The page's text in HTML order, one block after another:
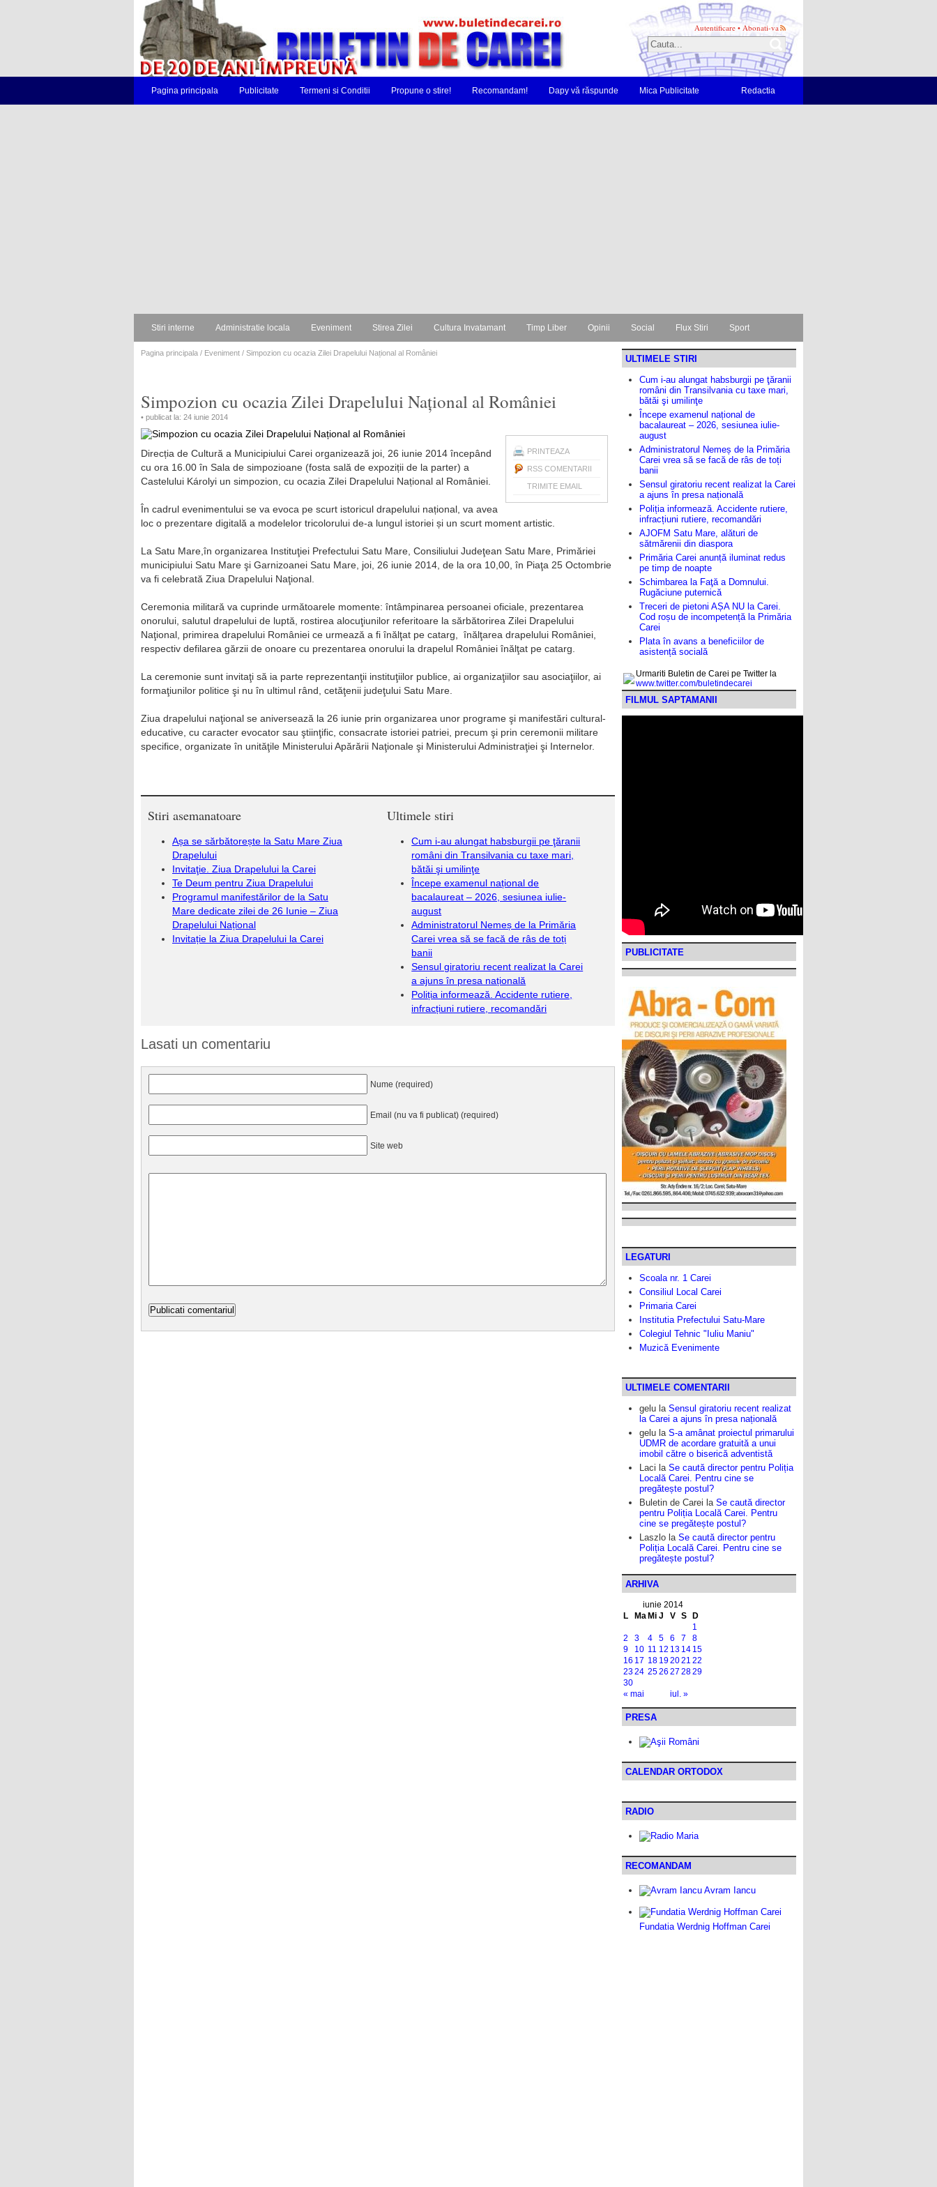
Autentificare • Abonati-va
Pagina principala Publicitate Termeni si Conditii Propune o stire! Recomandam! Dapy vă răspunde Mica Publicitate Redactia
Stiri interne Administratie locala Eveniment Stirea Zilei Cultura Invatamant Timp Liber Opinii Social Flux Stiri Sport
Pagina principala / Eveniment / Simpozion cu ocazia Zilei Drapelului Național al României
Simpozion cu ocazia Zilei Drapelului Național al României
• publicat la: 24 iunie 2014
PRINTEAZA
RSS COMENTARII
TRIMITE EMAIL
Direcția de Cultură a Municipiului Carei organizează joi, 26 iunie 2014 începând
cu ora 16.00 în Sala de simpozioane (fosta sală de expoziții de la parter) a
Castelului Károlyi un simpozion, cu ocazia Zilei Drapelului Național al României.
În cadrul evenimentului se va evoca pe scurt istoricul drapelului național, va avea
loc o prezentare digitală a modelelor tricolorului de-a lungul istoriei și un scurt moment artistic.
La Satu Mare,în organizarea Instituţiei Prefectului Satu Mare, Consiliului Judeţean Satu Mare, Primăriei
municipiului Satu Mare şi Garnizoanei Satu Mare, joi, 26 iunie 2014, de la ora 10,00, în Piaţa 25 Octombrie
va fi celebrată Ziua Drapelului Naţional.
Ceremonia militară va cuprinde următoarele momente: întâmpinarea persoanei oficiale, prezentarea
onorului, salutul drapelului de luptă, rostirea alocuţiunilor referitoare la sărbătorirea Zilei Drapelului
Naţional, primirea drapelului României ce urmează a fi înălţat pe catarg, înălţarea drapelului României,
respectiv defilarea gărzii de onoare cu prezentarea onorului la drapelul României înălţat pe catarg.
La ceremonie sunt invitaţi să ia parte reprezentanţii instituţiilor publice, ai organizaţiilor sau asociaţiilor, ai
formaţiunilor politice şi nu în ultimul rând, cetăţenii judeţului Satu Mare.
Ziua drapelului naţional se aniversează la 26 iunie prin organizarea unor programe şi manifestări cultural-
educative, cu caracter evocator sau ştiinţific, consacrate istoriei patriei, precum şi prin ceremonii militare
specifice, organizate în unităţile Ministerului Apărării Naţionale şi Ministerului Administraţiei şi Internelor.
Stiri asemanatoare
Așa se sărbătorește la Satu Mare Ziua
Drapelului
Invitaţie. Ziua Drapelului la Carei
Te Deum pentru Ziua Drapelului
Programul manifestărilor de la Satu
Mare dedicate zilei de 26 Iunie – Ziua
Drapelului Național
Invitație la Ziua Drapelului la Carei
Ultimele stiri
Cum i-au alungat habsburgii pe ţăranii
români din Transilvania cu taxe mari,
bătăi şi umilinţe
Începe examenul național de
bacalaureat – 2026, sesiunea iulie-
august
Administratorul Nemeș de la Primăria
Carei vrea să se facă de râs de toți
banii
Sensul giratoriu recent realizat la Carei
a ajuns în presa națională
Poliția informează. Accidente rutiere,
infracțiuni rutiere, recomandări
Lasati un comentariu
Nume (required)
Email (nu va fi publicat) (required)
Site web
ULTIMELE STIRI
Cum i-au alungat habsburgii pe ţăranii
români din Transilvania cu taxe mari,
bătăi şi umilinţe
Începe examenul național de
bacalaureat – 2026, sesiunea iulie-
august
Administratorul Nemeș de la Primăria
Carei vrea să se facă de râs de toți
banii
Sensul giratoriu recent realizat la Carei
a ajuns în presa națională
Poliția informează. Accidente rutiere,
infracțiuni rutiere, recomandări
AJOFM Satu Mare, alături de
sătmărenii din diaspora
Primăria Carei anunță iluminat redus
pe timp de noapte
Schimbarea la Faţă a Domnului.
Rugăciune puternică
Treceri de pietoni AȘA NU la Carei.
Cod roșu de incompetență la Primăria
Carei
Plata în avans a beneficiilor de
asistență socială
Urmariti Buletin de Carei pe Twitter la
www.twitter.com/buletindecarei
FILMUL SAPTAMANII
PUBLICITATE
LEGATURI
Scoala nr. 1 Carei
Consiliul Local Carei
Primaria Carei
Institutia Prefectului Satu-Mare
Colegiul Tehnic "Iuliu Maniu"
Muzică Evenimente
ULTIMELE COMENTARII
gelu la Sensul giratoriu recent realizat
la Carei a ajuns în presa națională
gelu la S-a amânat proiectul primarului
UDMR de acordare gratuită a unui
imobil către o biserică adventistă
Laci la Se caută director pentru Poliția
Locală Carei. Pentru cine se
pregătește postul?
Buletin de Carei la Se caută director
pentru Poliția Locală Carei. Pentru
cine se pregătește postul?
Laszlo la Se caută director pentru
Poliția Locală Carei. Pentru cine se
pregătește postul?
ARHIVA
iunie 2014
L
Ma Mi J V S D
« mai iul. »
1
2
3 4 5 6 7
8
9
10 11 12 13 14 15
16 17 18 192021 22
2324 2526 27 2829
30
PRESA
CALENDAR ORTODOX
RADIO
RECOMANDAM
Avram Iancu
Fundatia Werdnig Hoffman Carei